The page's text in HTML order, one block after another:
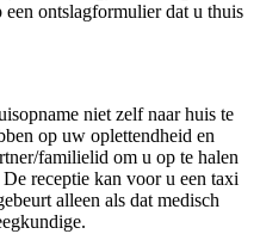
ontslagformulier dat u thuis
niet zelf naar huis te
op uw oplettendheid en
familielid om u op te halen
receptie kan voor u een taxi
alleen als dat medisch